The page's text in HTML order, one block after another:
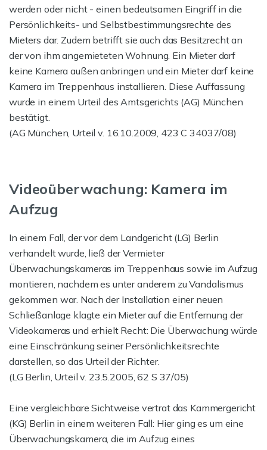
werden oder nicht - einen bedeutsamen Eingriff in die
Persönlichkeits- und Selbstbestimmungsrechte des
Mieters dar. Zudem betrifft sie auch das Besitzrecht an
der von ihm angemieteten Wohnung. Ein Mieter darf
keine Kamera außen anbringen und ein Mieter darf keine
Kamera im Treppenhaus installieren. Diese Auffassung
wurde in einem Urteil des Amtsgerichts (AG) München
bestätigt.
(AG München, Urteil v. 16.10.2009, 423 C 34037/08)
Videoüberwachung: Kamera im
Aufzug
In einem Fall, der vor dem Landgericht (LG) Berlin
verhandelt wurde, ließ der Vermieter
Überwachungskameras im Treppenhaus sowie im Aufzug
montieren, nachdem es unter anderem zu Vandalismus
gekommen war. Nach der Installation einer neuen
Schließanlage klagte ein Mieter auf die Entfernung der
Videokameras und erhielt Recht: Die Überwachung würde
eine Einschränkung seiner Persönlichkeitsrechte
darstellen, so das Urteil der Richter.
(LG Berlin, Urteil v. 23.5.2005, 62 S 37/05)
Eine vergleichbare Sichtweise vertrat das Kammergericht
(KG) Berlin in einem weiteren Fall: Hier ging es um eine
Überwachungskamera, die im Aufzug eines